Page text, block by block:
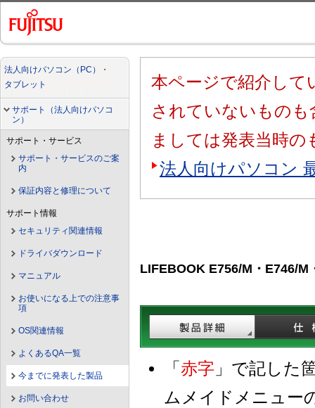
法人向けパソコン（PC）・
タブレット
サポート（法人向けパソコ
ン）
サポート・サービス
サポート・サービスのご案
内
保証内容と修理について
サポート情報
セキュリティ関連情報
ドライバダウンロード
マニュアル
お使いになる上での注意事
項
OS関連情報
よくあるQA一覧
今までに発表した製品
お問い合わせ
本ページで紹介して
されていないもの
ましては発表当時の
法人向けパソコン
LIFEBOOK E756/M・E746/M
「 赤字 」で記した
ムメイドメニュー